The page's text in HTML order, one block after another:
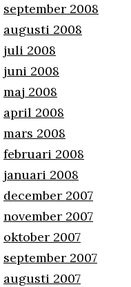
september 2008
augusti 2008
juli 2008
juni 2008
maj 2008
april 2008
mars 2008
februari 2008
januari 2008
december 2007
november 2007
oktober 2007
september 2007
augusti 2007